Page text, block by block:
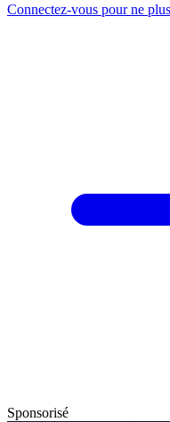
Connectez-vous pour ne
Sponsorisé